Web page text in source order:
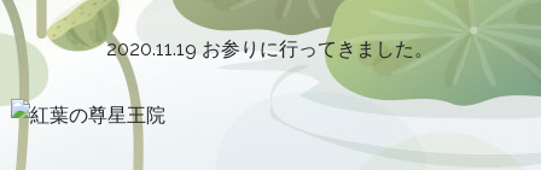
2020.11.19 お参りに行ってきました。